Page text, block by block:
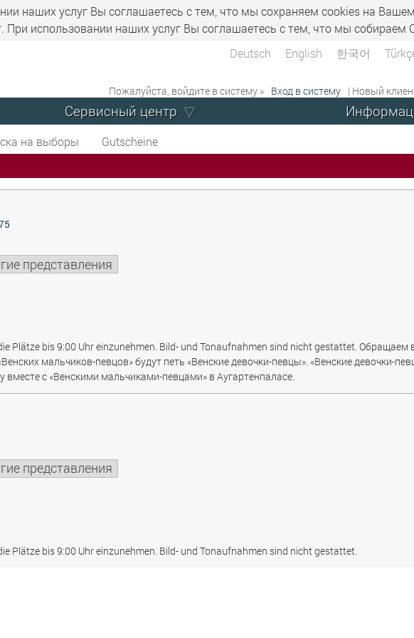
наших услуг Вы соглашаетесь с тем, что мы сохраняем сookies на
При использовании наших услуг Вы соглашаетесь с тем, что мы собираем
Deutsch English 한국어
Пожалуйста, войдите в систему » Вход в систему | Новый
Сервисный центр
на выборы
Gutscheine
представления
Plätze bis 9:00 Uhr einzunehmen. Bild- und Tonaufnahmen sind nicht gestattet. Обращаем
мальчиков-певцов» будут петь «Венские девочки-певцы». «Венские девочки-
вместе с «Венскими мальчиками-певцами» в Аугартенпаласе.
представления
Plätze bis 9:00 Uhr einzunehmen. Bild- und Tonaufnahmen sind nicht gestattet.